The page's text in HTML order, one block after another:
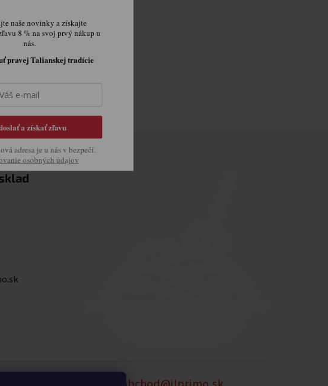
výpisu
naše novinky a získajte
8 % na svoj prvý nákup u
nás.
pravej Talianskej tradície
a získať zľavu
adresa je u nás v bezpečí.
osobných údajov